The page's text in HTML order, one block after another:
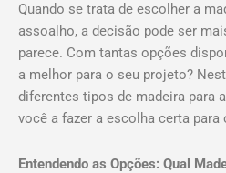
o Seu
Um Guia
Quando se trata de escolher a
assoalho, a decisão pode ser
parece. Com tantas opções
a melhor para o seu projeto?
diferentes tipos de madeira para
você a fazer a escolha certa para
Entendendo as Opções: Qual